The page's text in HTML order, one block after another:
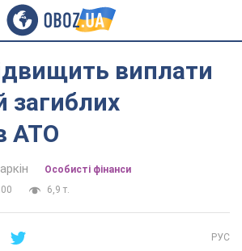
виплати
загиблих
АТО
Особисті фінанси
6,9 т.
РУС